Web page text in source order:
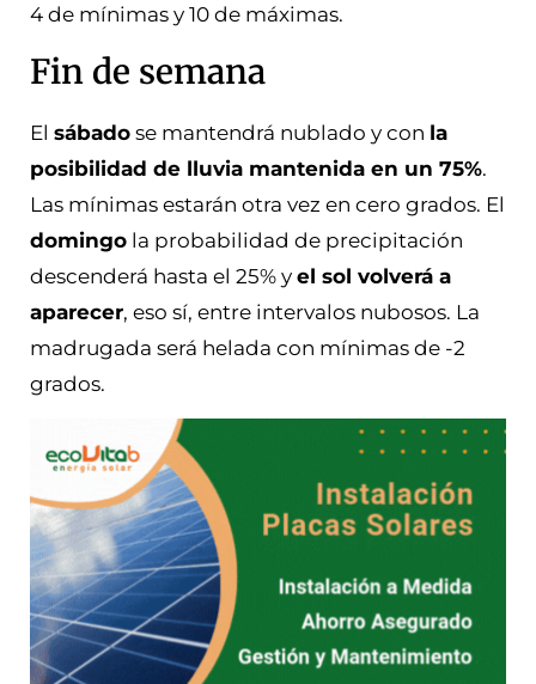
4 de mínimas y 10 de máximas.
Fin de semana
El sábado se mantendrá nublado y con la
posibilidad de lluvia mantenida en un 75%.
Las mínimas estarán otra vez en cero grados. El
domingo la probabilidad de precipitación
descenderá hasta el 25% y el sol volverá a
aparecer, eso sí, entre intervalos nubosos. La
madrugada será helada con mínimas de -2
grados.